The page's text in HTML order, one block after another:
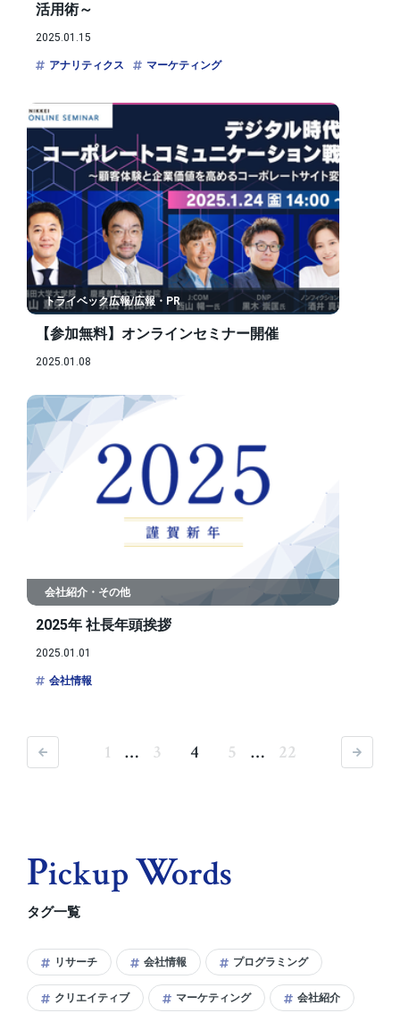
活用術～
2025.01.15
アナリティクス マーケティング
トライベック広報/広報・PR
【参加無料】オンラインセミナー開催
2025.01.08
会社紹介・その他
2025年 社長年頭挨拶
2025.01.01
会社情報
前へ 1 … 3 4 5 … 22 次へ
PIckupWOrds
タグ一覧
リサーチ 会社情報 プログラミング
クリエイティブ マーケティング 会社紹介